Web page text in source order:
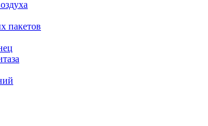
пакетов